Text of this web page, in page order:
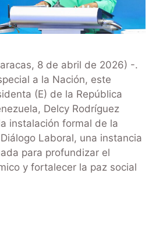
8 de abril de 2026) -.
a la Nación, este
(E) de la República
Delcy Rodríguez
instalación formal de la
Laboral, una instancia
para profundizar el
y fortalecer la paz social